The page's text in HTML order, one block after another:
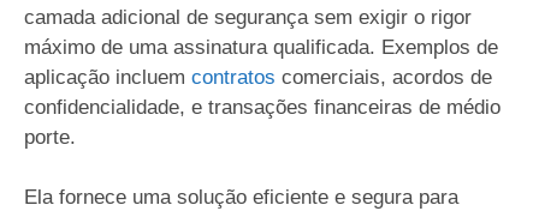
camada adicional de segurança sem exigir o rigor
máximo de uma assinatura qualificada. Exemplos de
aplicação incluem contratos comerciais, acordos de
confidencialidade, e transações financeiras de médio
porte.
Ela fornece uma solução eficiente e segura para